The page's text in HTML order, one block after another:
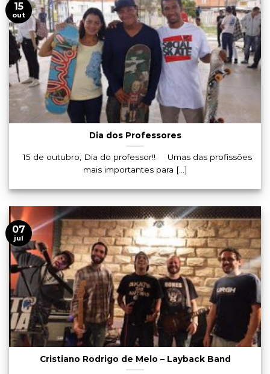
Dia dos Professores
15 de outubro, Dia do professor!! Umas das profissões
mais importantes para [...]
15
out
Cristiano Rodrigo de Melo – Layback Band
07
jul